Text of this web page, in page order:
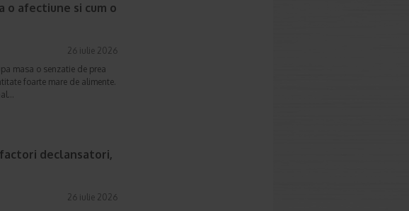
o afectiune si cum o
26 iulie 2026
masa o senzatie de prea
foarte mare de alimente.
declansatori,
26 iulie 2026